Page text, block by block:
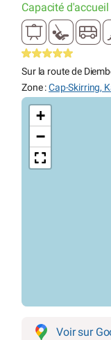
Capacité
Sur la route de
Zone :Cap-Skirring,
+
−
Voir sur